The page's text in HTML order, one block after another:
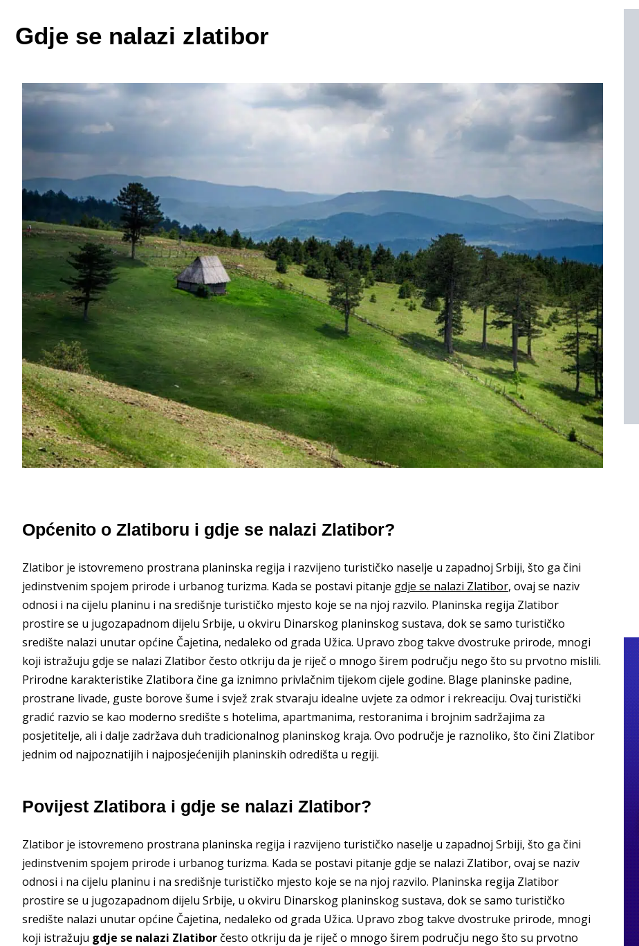
Gdje se nalazi zlatibor
Općenito o Zlatiboru i gdje se nalazi Zlatibor?
Zlatibor je istovremeno prostrana planinska regija i razvijeno turističko naselje u zapadnoj Srbiji, što ga čini
jedinstvenim spojem prirode i urbanog turizma. Kada se postavi pitanje gdje se nalazi Zlatibor, ovaj se naziv
odnosi i na cijelu planinu i na središnje turističko mjesto koje se na njoj razvilo. Planinska regija Zlatibor
prostire se u jugozapadnom dijelu Srbije, u okviru Dinarskog planinskog sustava, dok se samo turističko
središte nalazi unutar općine Čajetina, nedaleko od grada Užica. Upravo zbog takve dvostruke prirode, mnogi
koji istražuju gdje se nalazi Zlatibor često otkriju da je riječ o mnogo širem području nego što su prvotno mislili.
Prirodne karakteristike Zlatibora čine ga iznimno privlačnim tijekom cijele godine. Blage planinske padine,
prostrane livade, guste borove šume i svjež zrak stvaraju idealne uvjete za odmor i rekreaciju. Ovaj turistički
gradić razvio se kao moderno središte s hotelima, apartmanima, restoranima i brojnim sadržajima za
posjetitelje, ali i dalje zadržava duh tradicionalnog planinskog kraja. Ovo područje je raznoliko, što čini Zlatibor
jednim od najpoznatijih i najposjećenijih planinskih odredišta u regiji.
Povijest Zlatibora i gdje se nalazi Zlatibor?
Zlatibor je istovremeno prostrana planinska regija i razvijeno turističko naselje u zapadnoj Srbiji, što ga čini
jedinstvenim spojem prirode i urbanog turizma. Kada se postavi pitanje gdje se nalazi Zlatibor, ovaj se naziv
odnosi i na cijelu planinu i na središnje turističko mjesto koje se na njoj razvilo. Planinska regija Zlatibor
prostire se u jugozapadnom dijelu Srbije, u okviru Dinarskog planinskog sustava, dok se samo turističko
središte nalazi unutar općine Čajetina, nedaleko od grada Užica. Upravo zbog takve dvostruke prirode, mnogi
koji istražuju gdje se nalazi Zlatibor često otkriju da je riječ o mnogo širem području nego što su prvotno